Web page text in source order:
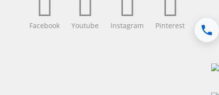
Facebook Youtube Instagram Pinterest